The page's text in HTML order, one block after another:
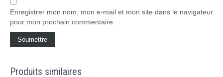
Enregistrer mon nom, mon e-mail et mon site dans le navigateur
pour mon prochain commentaire.
Produits similaires